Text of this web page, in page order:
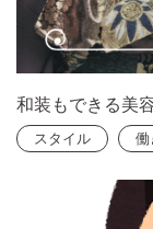
和装もできる美
スタイル 働